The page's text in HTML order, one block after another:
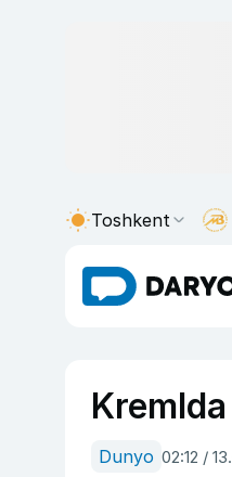
Toshkent
Dunyo 02:12 /